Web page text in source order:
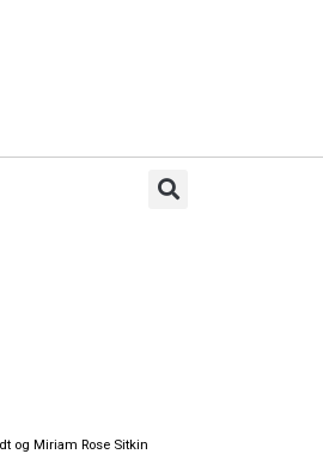
og Miriam Rose Sitkin